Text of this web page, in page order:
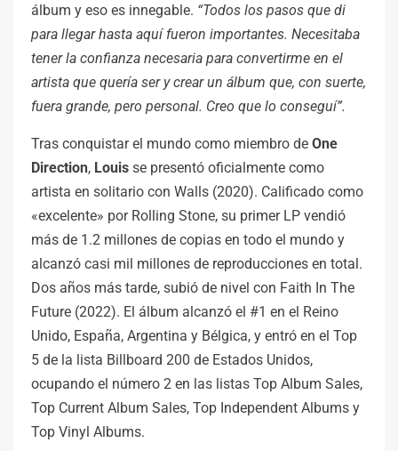
álbum y eso es innegable. “Todos los pasos que di
para llegar hasta aquí fueron importantes. Necesitaba
tener la confianza necesaria para convertirme en el
artista que quería ser y crear un álbum que, con suerte,
fuera grande, pero personal. Creo que lo conseguí”.
Tras conquistar el mundo como miembro de One
Direction, Louis se presentó oficialmente como
artista en solitario con Walls (2020). Calificado como
«excelente» por Rolling Stone, su primer LP vendió
más de 1.2 millones de copias en todo el mundo y
alcanzó casi mil millones de reproducciones en total.
Dos años más tarde, subió de nivel con Faith In The
Future (2022). El álbum alcanzó el #1 en el Reino
Unido, España, Argentina y Bélgica, y entró en el Top
5 de la lista Billboard 200 de Estados Unidos,
ocupando el número 2 en las listas Top Album Sales,
Top Current Album Sales, Top Independent Albums y
Top Vinyl Albums.